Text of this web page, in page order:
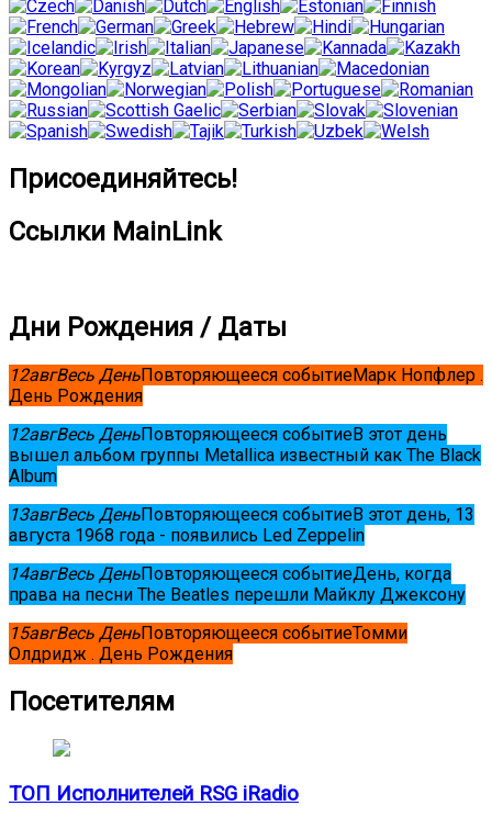
Присоединяйтесь!
Ссылки MainLink
Дни Рождения / Даты
12авгВесь ДеньПовторяющееся событиеМарк Нопфлер .
День Рождения
12авгВесь ДеньПовторяющееся событиеВ этот день
вышел альбом группы Metallica известный как The Black
Album
13авгВесь ДеньПовторяющееся событиеВ этот день, 13
августа 1968 года - появились Led Zeppelin
14авгВесь ДеньПовторяющееся событиеДень, когда
права на песни The Beatles перешли Майклу Джексону
15авгВесь ДеньПовторяющееся событиеТомми
Олдридж . День Рождения
Посетителям
ТОП Исполнителей RSG iRadio